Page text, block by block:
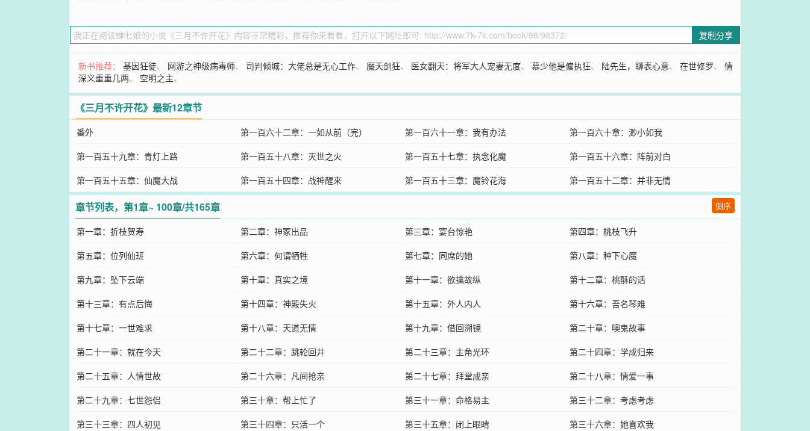
复制分享
新书推荐：基因狂徒、 网游之神级病毒师、 司判倾城：大佬总是无心工作、 魔天剑狂、 医女翻天：将军大人宠妻无度、慕少他是偏执狂、 陆先生，聊表心意、在世修罗、情
深义重重几两、 空明之主、
《三月不许开花》最新12章节
番外 第一百六十二章：一如从前（完） 第一百六十一章：我有办法
第一百六十章：渺小如我
第一百五十九章：青灯上路
第一百五十八章：灭世之火 第一百五十七章：执念化魔
第一百五十六章：阵前对白
第一百五十五章：仙魔大战
第一百五十四章：战神醒来 第一百五十三章：魔铃花海 第一百五十二章：并非无情
章节列表，第1章~ 100章/共165章 倒序
第一章：折枝贺寿 第二章：神冢出品 第三章：宴台惊艳
第四章：桃枝飞升
第五章：位列仙班
第六章：何谓牺牲 第七章：同席的她
第八章：种下心魔
第九章：坠下云端
第十章：真实之境 第十一章：欲擒故纵
第十二章：桃酥的话
第十三章：有点后悔
第十四章：神殿失火 第十五章：外人内人
第十六章：吾名琴难
第十七章：一世难求
第十八章：天道无情 第十九章：借回溯镜
第二十章：噢鬼故事
第二十一章：就在今天
第二十二章：跳轮回井 第二十三章：主角光环
第二十四章：学成归来
第二十五章：人情世故
第二十六章：凡间抢亲 第二十七章：拜堂成亲
第二十八章：情爱一事
第二十九章：七世怨侣
第三十章：帮上忙了 第三十一章：命格易主
第三十二章：考虑考虑
第三十三章：四人初见
第三十四章：只活一个 第三十五章：闭上眼睛
第三十六章：她喜欢我